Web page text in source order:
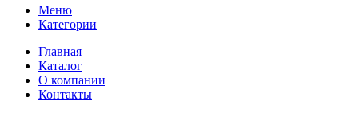
Меню
Категории
Главная
Каталог
О компании
Контакты